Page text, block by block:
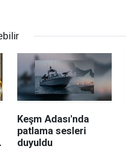
Keşm Adası'nda
patlama sesleri
duyuldu